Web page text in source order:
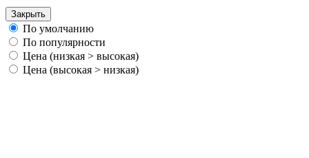
Закрыть
По умолчанию
По популярности
Цена (низкая > высокая)
Цена (высокая > низкая)